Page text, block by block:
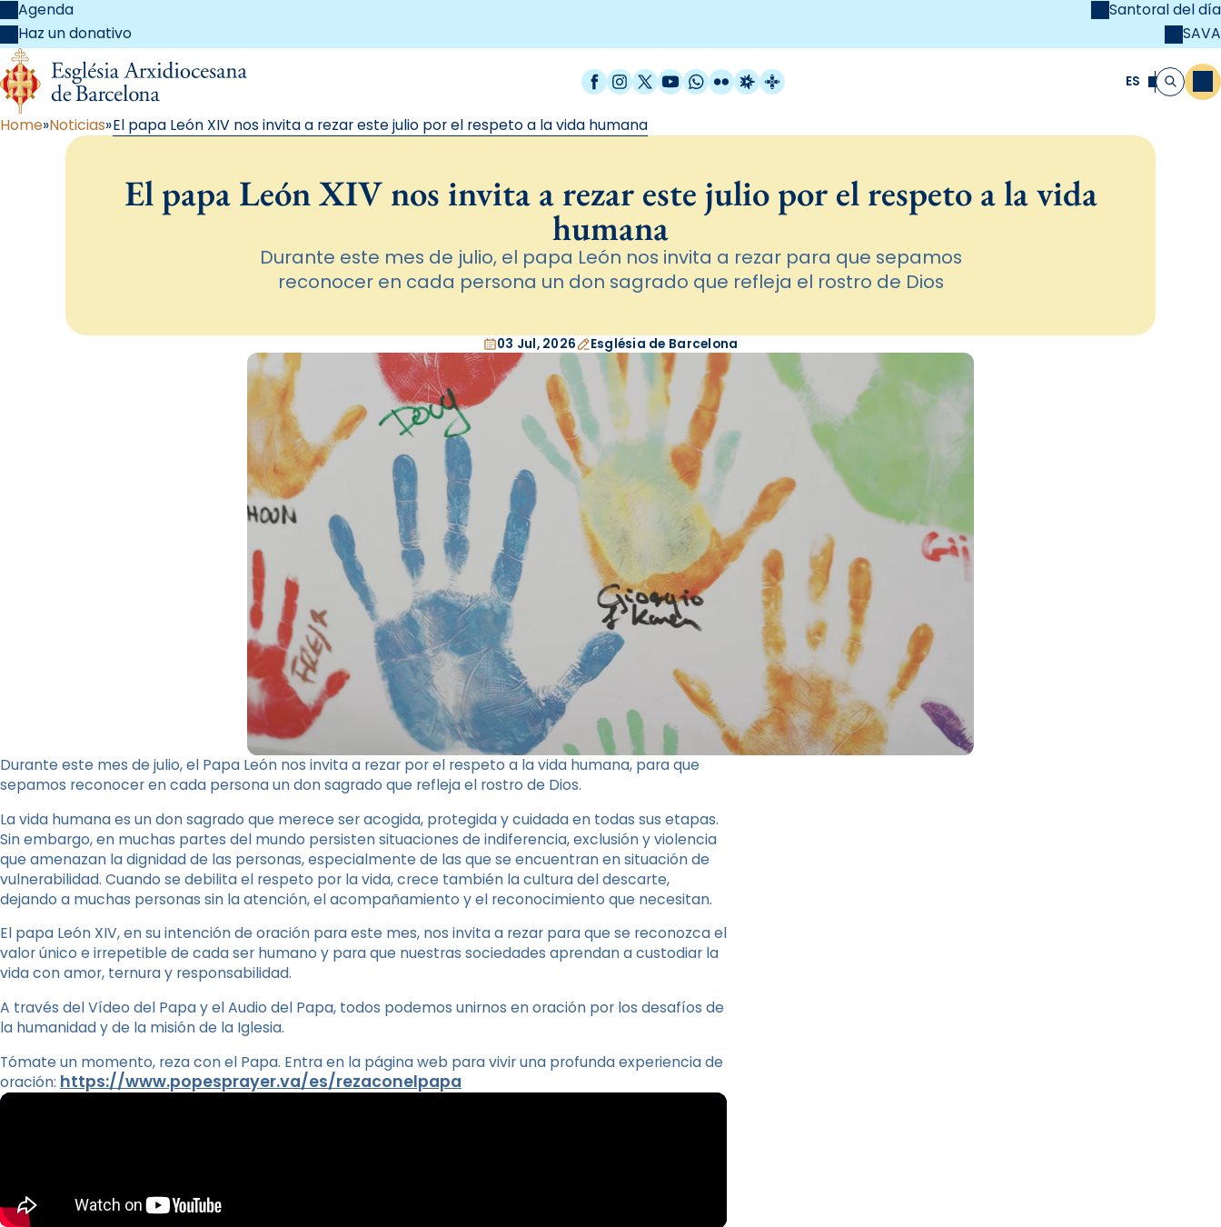
Agenda
Haz un donativo
Santoral del día
SAVA
Facebook
Instagram
X / Twitter
YouTube
WhatsApp
FlickrRadio Estel
Catalunya Cristiana ES Buscar
Home Noticias El papa León XIV nos invita a rezar este julio por el respeto a la vida humana
El papa León XIV nos invita a rezar este julio por el respeto a la vida
humana
Durante este mes de julio, el papa León nos invita a rezar para que sepamos
reconocer en cada persona un don sagrado que refleja el rostro de Dios
03 Jul, 2026 Església de Barcelona
Durante este mes de julio, el Papa León nos invita a rezar por el respeto a la vida humana, para que
sepamos reconocer en cada persona un don sagrado que refleja el rostro de Dios.
La vida humana es un don sagrado que merece ser acogida, protegida y cuidada en todas sus etapas.
Sin embargo, en muchas partes del mundo persisten situaciones de indiferencia, exclusión y violencia
que amenazan la dignidad de las personas, especialmente de las que se encuentran en situación de
vulnerabilidad. Cuando se debilita el respeto por la vida, crece también la cultura del descarte,
dejando a muchas personas sin la atención, el acompañamiento y el reconocimiento que necesitan.
El papa León XIV, en su intención de oración para este mes, nos invita a rezar para que se reconozca el
valor único e irrepetible de cada ser humano y para que nuestras sociedades aprendan a custodiar la
vida con amor, ternura y responsabilidad.
A través del Vídeo del Papa y el Audio del Papa, todos podemos unirnos en oración por los desafíos de
la humanidad y de la misión de la Iglesia.
Tómate un momento, reza con el Papa. Entra en la página web para vivir una profunda experiencia de
oración: https://www.popesprayer.va/es/rezaconelpapa